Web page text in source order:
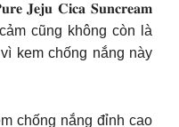
𝐉𝐞𝐣𝐮 𝐂𝐢𝐜𝐚 𝐒𝐮𝐧𝐜𝐫𝐞𝐚𝐦
cũng không còn là
kem chống nắng này
chống nắng đỉnh cao